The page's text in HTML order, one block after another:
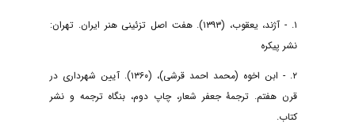
۱. - آژند، یعقوب، (۱۳۹۳). هفت اصل تزئینی هنر ایران. تهران:
نشر پیکره
۲. - ابن اخوه (محمد احمد قرشی)، (۱۳۶۰). آیین شهرداری در
قرن هفتم. ترجمۀ جعفر شعار، چاپ دوم، بنگاه ترجمه و نشر
کتاب.